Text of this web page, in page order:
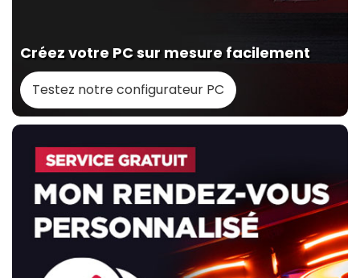
Créez votre PC sur mesure facilement
Testez notre configurateur PC